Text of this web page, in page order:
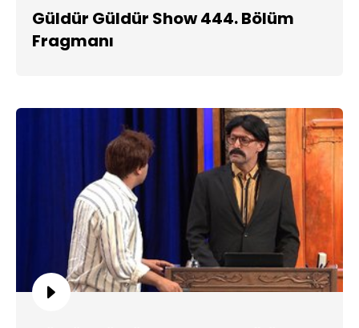
Güldür Güldür Show 444. Bölüm
Fragmanı